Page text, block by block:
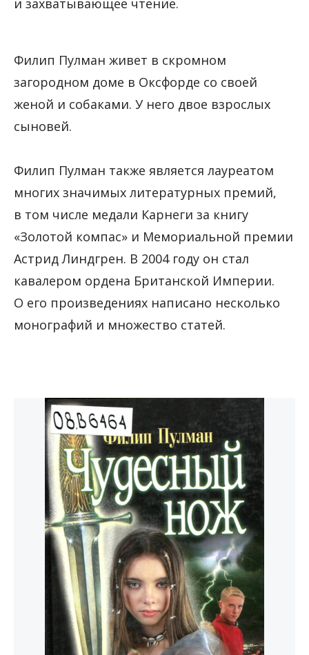
Филип Пулман живет в скромном
загородном доме в Оксфорде со своей
женой и собаками. У него двое взрослых
сыновей.
Филип Пулман также является лауреатом
многих значимых литературных премий,
в том числе медали Карнеги за книгу
«Золотой компас» и Мемориальной премии
Астрид Линдгрен. В 2004 году он стал
кавалером ордена Британской Империи.
О его произведениях написано несколько
монографий и множество статей.